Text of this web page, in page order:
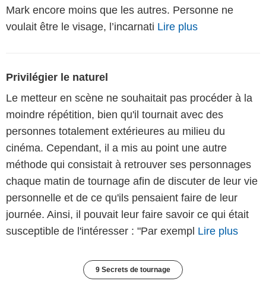
Mark encore moins que les autres. Personne ne
voulait être le visage, l’incarnati Lire plus
Privilégier le naturel
Le metteur en scène ne souhaitait pas procéder à la
moindre répétition, bien qu'il tournait avec des
personnes totalement extérieures au milieu du
cinéma. Cependant, il a mis au point une autre
méthode qui consistait à retrouver ses personnages
chaque matin de tournage afin de discuter de leur vie
personnelle et de ce qu'ils pensaient faire de leur
journée. Ainsi, il pouvait leur faire savoir ce qui était
susceptible de l'intéresser : "Par exempl Lire plus
9 Secrets de tournage